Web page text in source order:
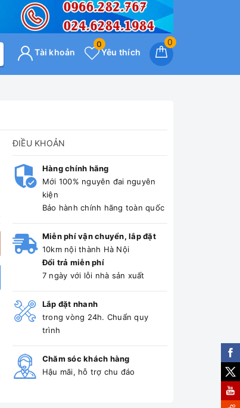
0
Yêu thích
0
Tài khoản
ĐIỀU KHOẢN
Hàng chính hãng
Mới 100% nguyên đai nguyên
kiện
Bảo hành chính hãng toàn quốc
Miễn phí vận chuyển, lắp đặt
10km nội thành Hà Nội
Đổi trả miễn phí
7 ngày với lỗi nhà sản xuất
Lắp đặt nhanh
trong vòng 24h. Chuẩn quy
trình
Chăm sóc khách hàng
Hậu mãi, hỗ trợ chu đáo